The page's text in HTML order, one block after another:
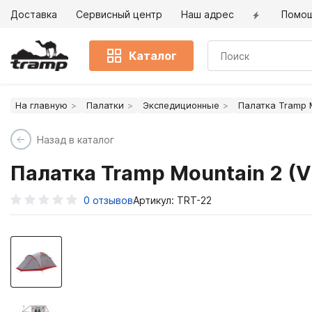
Доставка Сервисный центр Наш адрес
Каталог
На главную Палатки Экспедиционные Палатка Tramp
Назад в каталог
Палатка Tramp Mountain 2
0 отзывовАртикул: TRT-22